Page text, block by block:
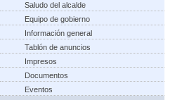
Saludo del alcalde
Equipo de gobierno
Información general
Tablón de anuncios
Impresos
Documentos
Eventos